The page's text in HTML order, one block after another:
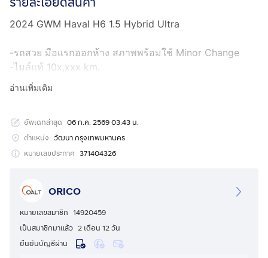
2024 GWM Haval H6 1.5 Hybrid Ultra
-รถสวย มือแรกออกห้าง สภาพพร้อมใช้ Minor Change
-ไมล์แท้ 10x,xxx km.
-รุ่น TOP หลังคา Sunroof
-Multifunction
-ฝาท้าย ไฟฟ้า
-รับประกันตัวถังสวย 100%
*เงื่อนไขเป็นไปตามที่บริษัทและสถาบันการเงินกำหนด
สอบถามเพิ่มเติม ☎
Tel :กดเพื่อดูเบอร์โทร xxxxxx187
อ่านเพิ่มเติม
อัพเดทล่าสุด 06 ก.ค. 2569 03:43 น.
ตำแหน่ง วัฒนา กรุงเทพมหานคร
หมายเลขประกาศ 371404326
ORICO
หมายเลขสมาชิก 14920459
เป็นสมาชิกมาแล้ว 2 เดือน 12 วัน
ยืนยันบัญชีผ่าน